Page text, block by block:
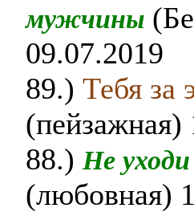
мужчины
09.07.2019
89.) Тебя за
(пейзажная)
88.) Не
(любовная)